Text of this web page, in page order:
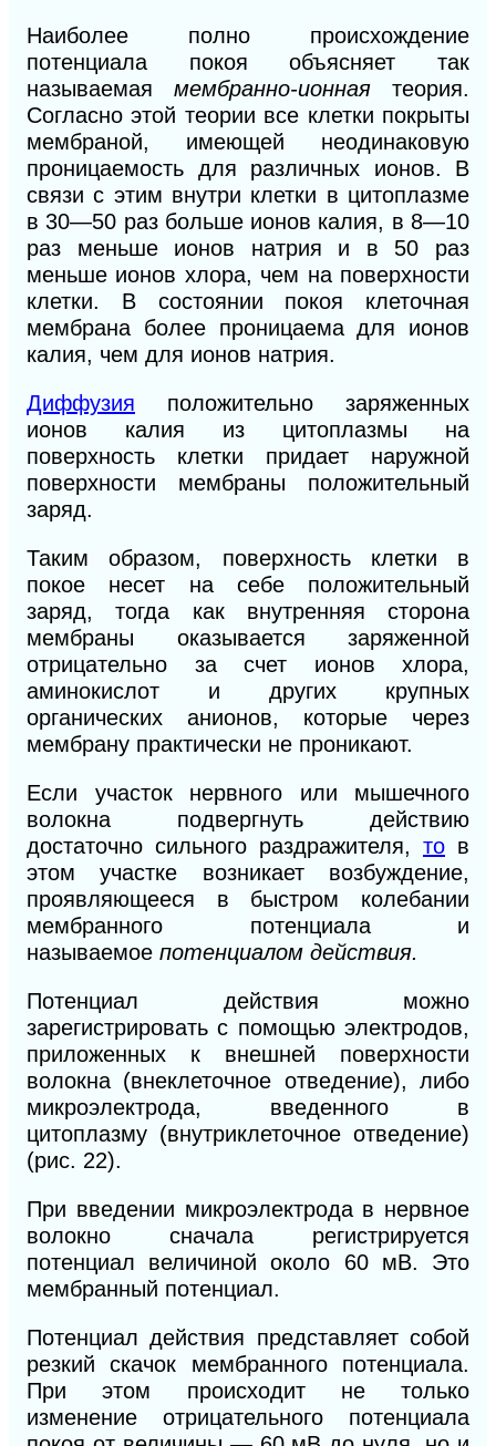
Наиболее полно происхождение
потенциала покоя объясняет так
называемая мембранно-ионная теория.
Согласно этой теории все клетки покрыты
мембраной, имеющей неодинаковую
проницаемость для различных ионов. В
связи с этим внутри клетки в цитоплазме
в 30—50 раз больше ионов калия, в 8—10
раз меньше ионов натрия и в 50 раз
меньше ионов хлора, чем на поверхности
клетки. В состоянии покоя клеточная
мембрана более проницаема для ионов
калия, чем для ионов натрия.
Диффузия положительно заряженных
ионов калия из цитоплазмы на
поверхность клетки придает наружной
поверхности мембраны положительный
заряд.
Таким образом, поверхность клетки в
покое несет на себе положительный
заряд, тогда как внутренняя сторона
мембраны оказывается заряженной
отрицательно за счет ионов хлора,
аминокислот и других крупных
органических анионов, которые через
мембрану практически не проникают.
Если участок нервного или мышечного
волокна подвергнуть действию
достаточно сильного раздражителя, то в
этом участке возникает возбуждение,
проявляющееся в быстром колебании
мембранного потенциала и
называемое потенциалом действия.
Потенциал действия можно
зарегистрировать с помощью электродов,
приложенных к внешней поверхности
волокна (внеклеточное отведение), либо
микроэлектрода, введенного в
цитоплазму (внутриклеточное отведение)
(рис. 22).
При введении микроэлектрода в нервное
волокно сначала регистрируется
потенциал величиной около 60 мВ. Это
мембранный потенциал.
Потенциал действия представляет собой
резкий скачок мембранного потенциала.
При этом происходит не только
изменение отрицательного потенциала